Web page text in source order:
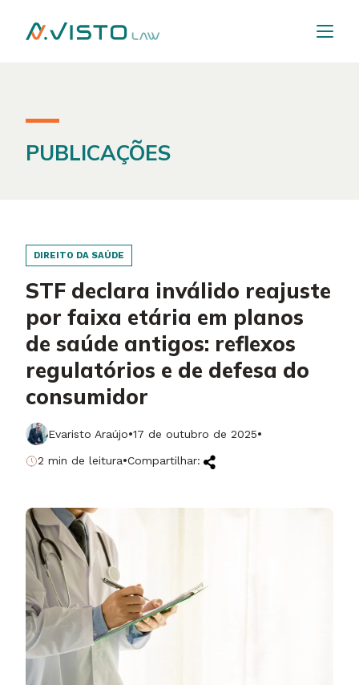
PUBLICAÇÕES
DIREITO DA SAÚDE
STF declara inválido reajuste
por faixa etária em planos
de saúde antigos: reflexos
regulatórios e de defesa do
consumidor
Evaristo Araújo·17 de outubro de 2025·
2 min de leitura·Compartilhar: